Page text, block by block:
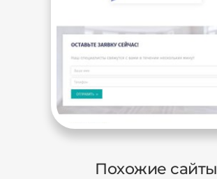
Похожие сайты